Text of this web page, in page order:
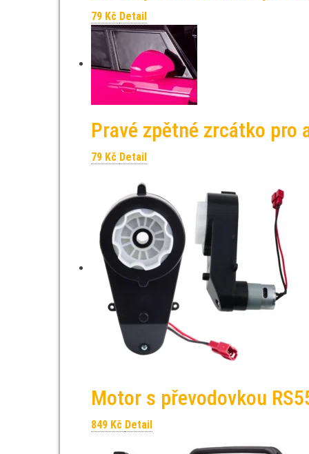
79 Kč Detail
Pravé zpětné zrcátko pro
79 Kč Detail
Motor s převodovkou
849 Kč Detail